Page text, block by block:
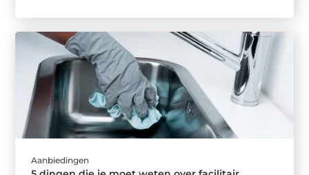
Aanbiedingen